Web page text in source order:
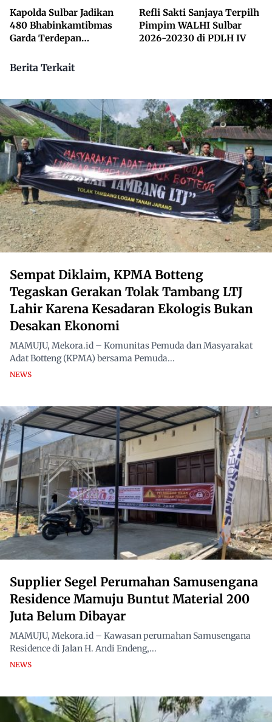
Kapolda Sulbar Jadikan
480 Bhabinkamtibmas
Garda Terdepan
Lewat KETUK DOORS di
Refli Sakti Sanjaya Terpilh
Pimpim WALHI Sulbar
2026-20230 di PDLH IV
Berita Terkait
Sempat Diklaim, KPMA Botteng
Tegaskan Gerakan Tolak Tambang LTJ
Lahir Karena Kesadaran Ekologis Bukan
Desakan Ekonomi
MAMUJU, Mekora.id – Komunitas Pemuda dan Masyarakat
Adat Botteng (KPMA) bersama Pemuda...
NEWS
Supplier Segel Perumahan Samusengana
Residence Mamuju Buntut Material 200
Juta Belum Dibayar
MAMUJU, Mekora.id – Kawasan perumahan Samusengana
Residence di Jalan H. Andi Endeng,...
NEWS